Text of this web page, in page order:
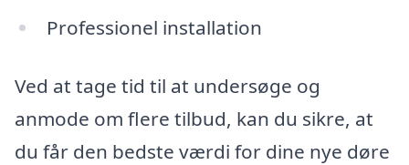
Professionel installation
Ved at tage tid til at undersøge og
anmode om flere tilbud, kan du sikre, at
du får den bedste værdi for dine nye døre